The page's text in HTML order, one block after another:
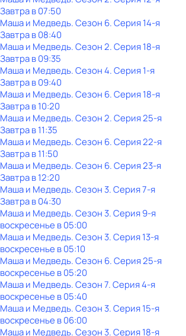
Завтра в 07:50
Маша и Медведь. Сезон 6. Серия 14-я
Завтра в 08:40
Маша и Медведь. Сезон 2. Серия 18-я
Завтра в 09:35
Маша и Медведь. Сезон 4. Серия 1-я
Завтра в 09:40
Маша и Медведь. Сезон 6. Серия 18-я
Завтра в 10:20
Маша и Медведь. Сезон 2. Серия 25-я
Завтра в 11:35
Маша и Медведь. Сезон 6. Серия 22-я
Завтра в 11:50
Маша и Медведь. Сезон 6. Серия 23-я
Завтра в 12:20
Маша и Медведь. Сезон 3. Серия 7-я
Завтра в 04:30
Маша и Медведь. Сезон 3. Серия 9-я
воскресенье в05:00
Маша и Медведь. Сезон 3. Серия 13-я
воскресенье в05:10
Маша и Медведь. Сезон 6. Серия 25-я
воскресенье в05:20
Маша и Медведь. Сезон 7. Серия 4-я
воскресенье в05:40
Маша и Медведь. Сезон 3. Серия 15-я
воскресенье в06:00
Маша и Медведь. Сезон 3. Серия 18-я